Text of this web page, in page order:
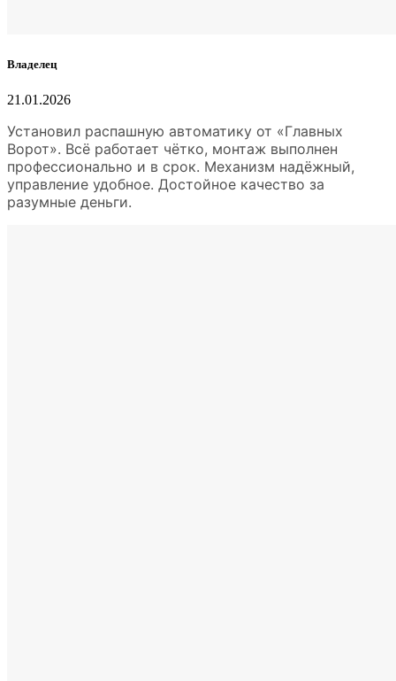
Владелец
21.01.2026
Установил распашную автоматику от «Главных
Ворот». Всё работает чётко, монтаж выполнен
профессионально и в срок. Механизм надёжный,
управление удобное. Достойное качество за
разумные деньги.